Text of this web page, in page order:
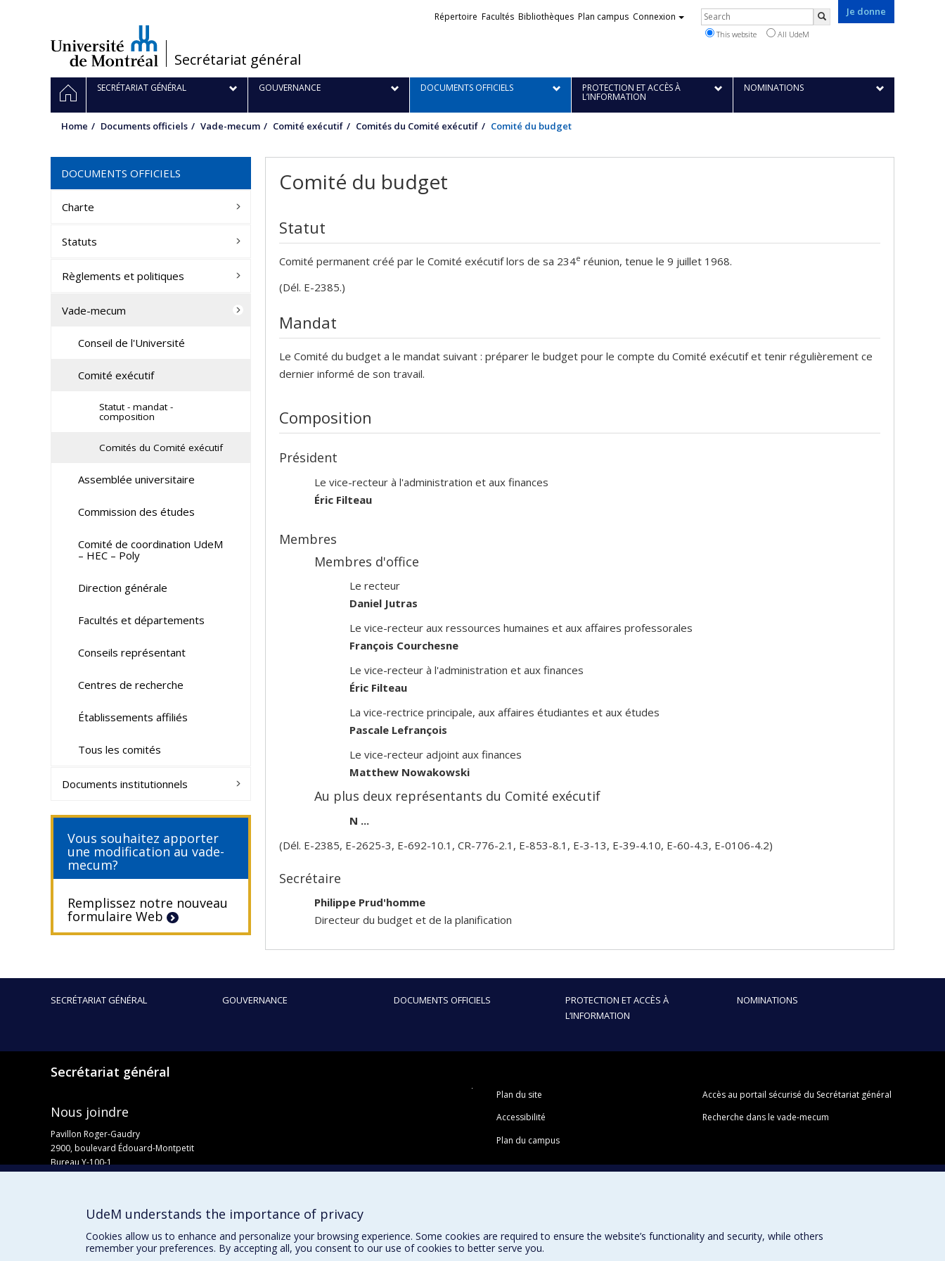
/
Secrétariat général
Je donne
Liens
Répertoire Facultés Bibliothèques Plan campus Connexion Rechercher
This website All UdeM
Navigation
principale
HOMESECRÉTARIAT GÉNÉRAL GOUVERNANCE DOCUMENTS OFFICIELS PROTECTION ET ACCÈS À
L’INFORMATION
NOMINATIONS
Home Documents officiels Vade-mecum Comité exécutif Comités du Comité exécutif Comité du budget
Comité du budget
Statut
Comité permanent créé par le Comité exécutif lors de sa 234e réunion, tenue le 9 juillet 1968.
(Dél. E-2385.)
Mandat
Le Comité du budget a le mandat suivant : préparer le budget pour le compte du Comité exécutif et tenir régulièrement ce
dernier informé de son travail.
Composition
Président
Le vice-recteur à l'administration et aux finances
Éric Filteau
Membres
Membres d'office
Le recteur
Daniel Jutras
Le vice-recteur aux ressources humaines et aux affaires professorales
François Courchesne
Le vice-recteur à l'administration et aux finances
Éric Filteau
La vice-rectrice principale, aux affaires étudiantes et aux études
Pascale Lefrançois
Le vice-recteur adjoint aux finances
Matthew Nowakowski
Au plus deux représentants du Comité exécutif
N ...
(Dél. E-2385, E-2625-3, E-692-10.1, CR-776-2.1, E-853-8.1, E-3-13, E-39-4.10, E-60-4.3, E-0106-4.2)
Secrétaire
Philippe Prud'homme
Directeur du budget et de la planification
DOCUMENTS OFFICIELS
Charte
Statuts
Règlements et politiques
Vade-mecum
Conseil de l'Université
Comité exécutif
Statut - mandat -
composition
Comités du Comité exécutif
Assemblée universitaire
Commission des études
Comité de coordination UdeM
– HEC – Poly
Direction générale
Facultés et départements
Conseils représentant
Centres de recherche
Établissements affiliés
Tous les comités
Documents institutionnels
Vous souhaitez apporter
une modification au vade-
mecum?
Remplissez notre nouveau
formulaire Web
SECRÉTARIAT GÉNÉRAL GOUVERNANCE DOCUMENTS OFFICIELS
PROTECTION ET ACCÈS À
L’INFORMATION
NOMINATIONS
Secrétariat général
Nous joindre
Pavillon Roger-Gaudry
2900, boulevard Édouard-Montpetit
Bureau Y-100-1
Admission
Plan du site
Accessibilité
Plan du campus
Accès au portail sécurisé du Secrétariat général
Recherche dans le vade-mecum
UdeM understands the importance of privacy
Cookies allow us to enhance and personalize your browsing experience. Some cookies are required to ensure the website’s functionality and security, while others
remember your preferences. By accepting all, you consent to our use of cookies to better serve you.